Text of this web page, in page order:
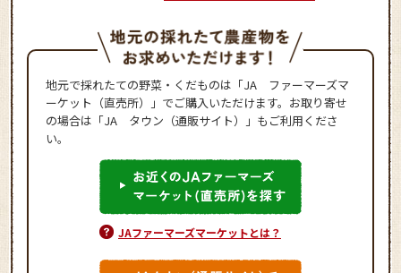
地元で採れたての野菜・くだものは「JA ファーマーズマ
ーケット（直売所）」でご購入いただけます。お取り寄せ
の場合は「JA タウン（通販サイト）」もご利用くださ
い。
JAファーマーズマーケットとは？